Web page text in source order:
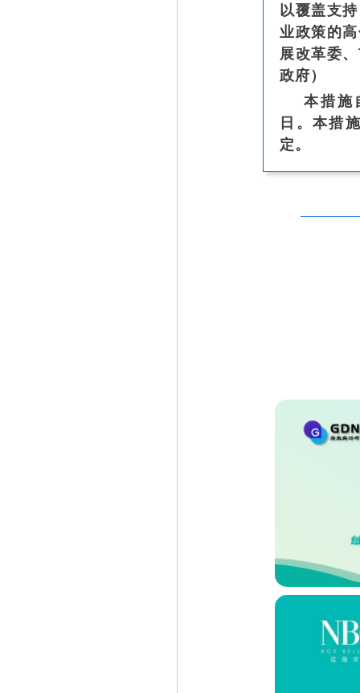
以覆盖支
业政策的
展改革委
政府）
本措施
日。本措
定。